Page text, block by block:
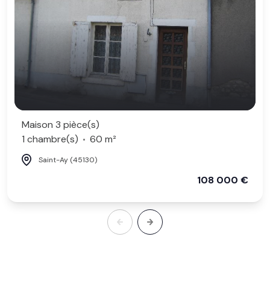
Maison 3 pièce(s)
1 chambre(s)
60 m²
Saint-Ay (45130)
108 000 €